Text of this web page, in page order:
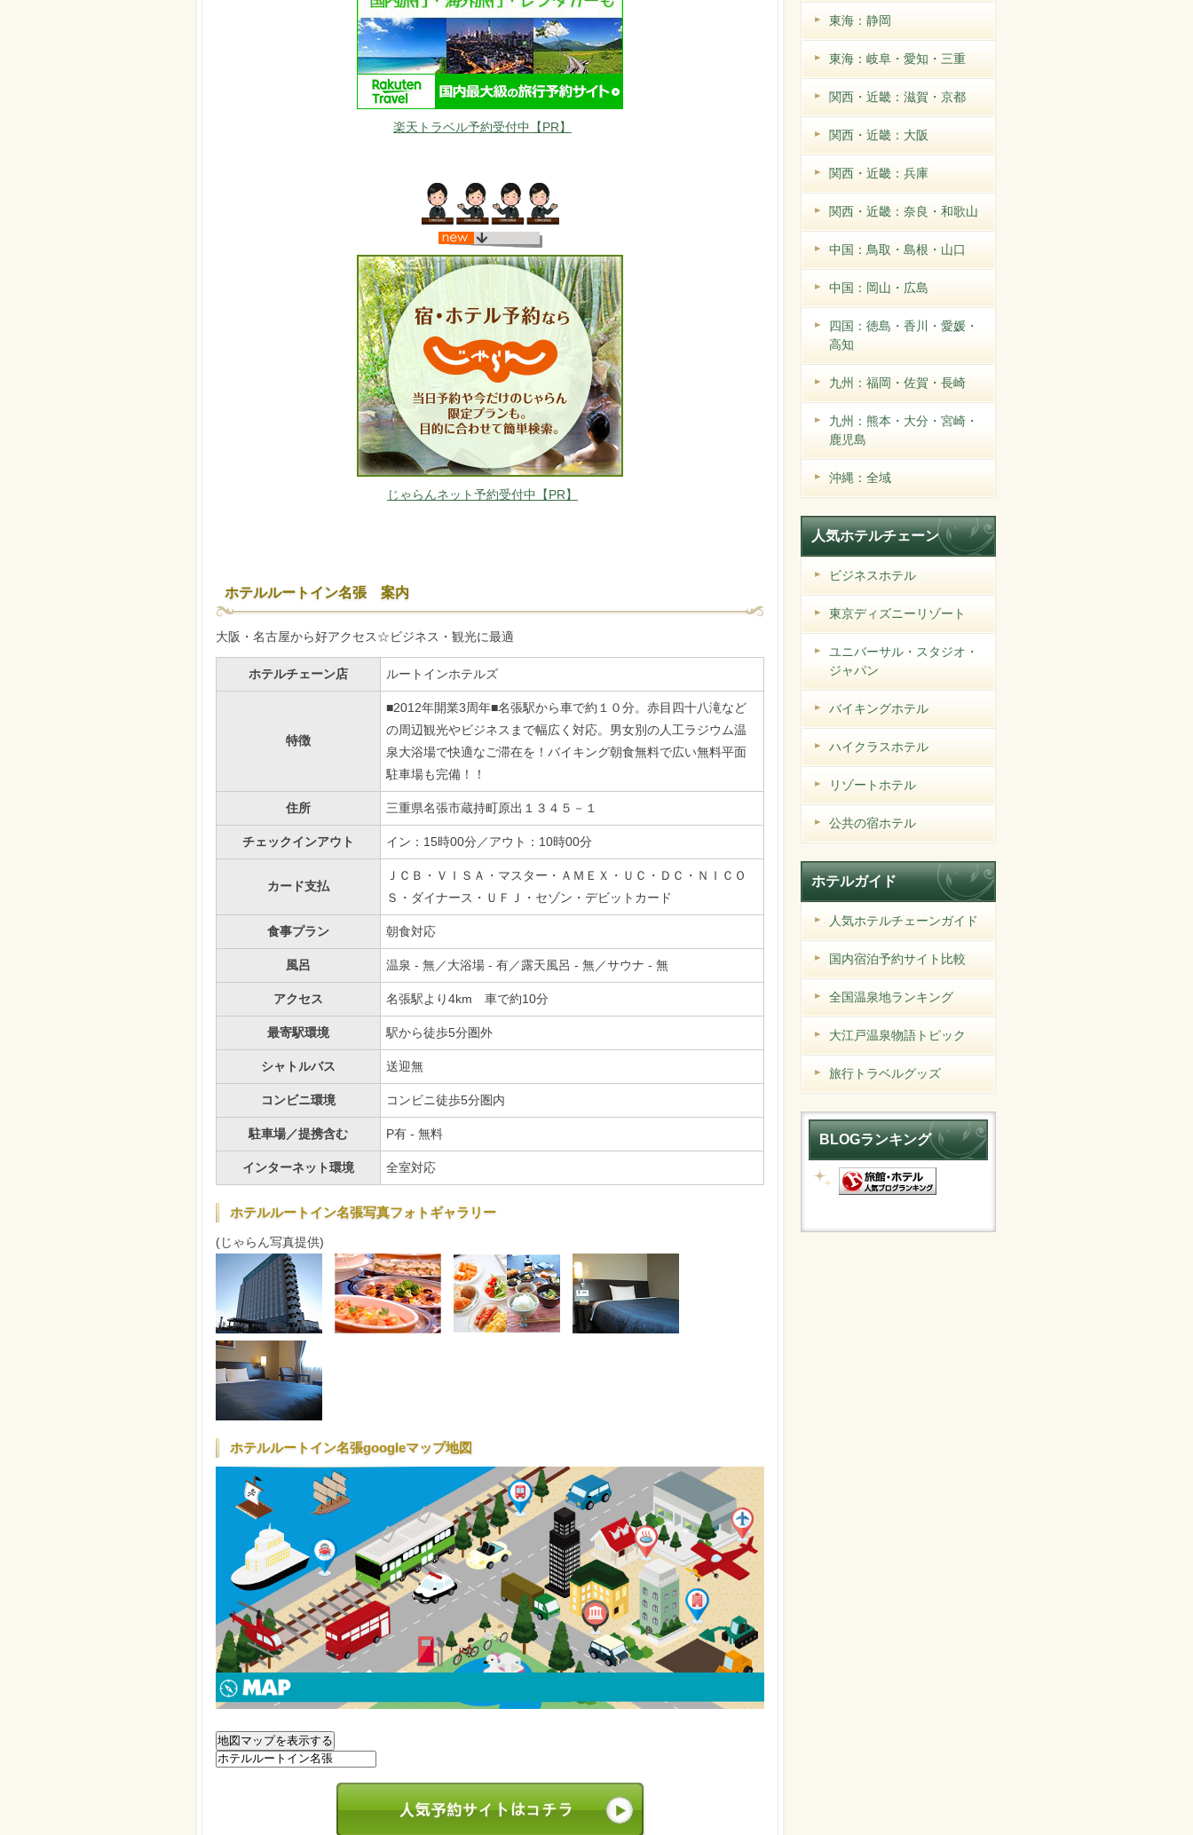
楽天トラベル予約受付中【PR】
じゃらんネット予約受付中【PR】
ホテルルートイン名張 案内
大阪・名古屋から好アクセス☆ビジネス・観光に最適
ホテルチェーン店 ルートインホテルズ
特徴
■2012年開業3周年■名張駅から車で約１０分。赤目四十八滝など
の周辺観光やビジネスまで幅広く対応。男女別の人工ラジウム温
泉大浴場で快適なご滞在を！バイキング朝食無料で広い無料平面
駐車場も完備！！
住所 三重県名張市蔵持町原出１３４５－１
チェックインアウト イン：15時00分／アウト：10時00分
カード支払
ＪＣＢ・ＶＩＳＡ・マスター・ＡＭＥＸ・ＵＣ・ＤＣ・ＮＩＣＯ
Ｓ・ダイナース・ＵＦＪ・セゾン・デビットカード
食事プラン 朝食対応
風呂 温泉 - 無／大浴場 - 有／露天風呂 - 無／サウナ - 無
アクセス 名張駅より4km 車で約10分
最寄駅環境 駅から徒歩5分圏外
シャトルバス 送迎無
コンビニ環境 コンビニ徒歩5分圏内
駐車場／提携含む P有 - 無料
インターネット環境 全室対応
ホテルルートイン名張写真フォトギャラリー
(じゃらん写真提供)
ホテルルートイン名張googleマップ地図
東海：静岡
東海：岐阜・愛知・三重
関西・近畿：滋賀・京都
関西・近畿：大阪
関西・近畿：兵庫
関西・近畿：奈良・和歌山
中国：鳥取・島根・山口
中国：岡山・広島
四国：徳島・香川・愛媛・
高知
九州：福岡・佐賀・長崎
九州：熊本・大分・宮崎・
鹿児島
沖縄：全域
人気ホテルチェーン
ビジネスホテル
東京ディズニーリゾート
ユニバーサル・スタジオ・
ジャパン
バイキングホテル
ハイクラスホテル
リゾートホテル
公共の宿ホテル
ホテルガイド
人気ホテルチェーンガイド
国内宿泊予約サイト比較
全国温泉地ランキング
大江戸温泉物語トピック
旅行トラベルグッズ
BLOGランキング